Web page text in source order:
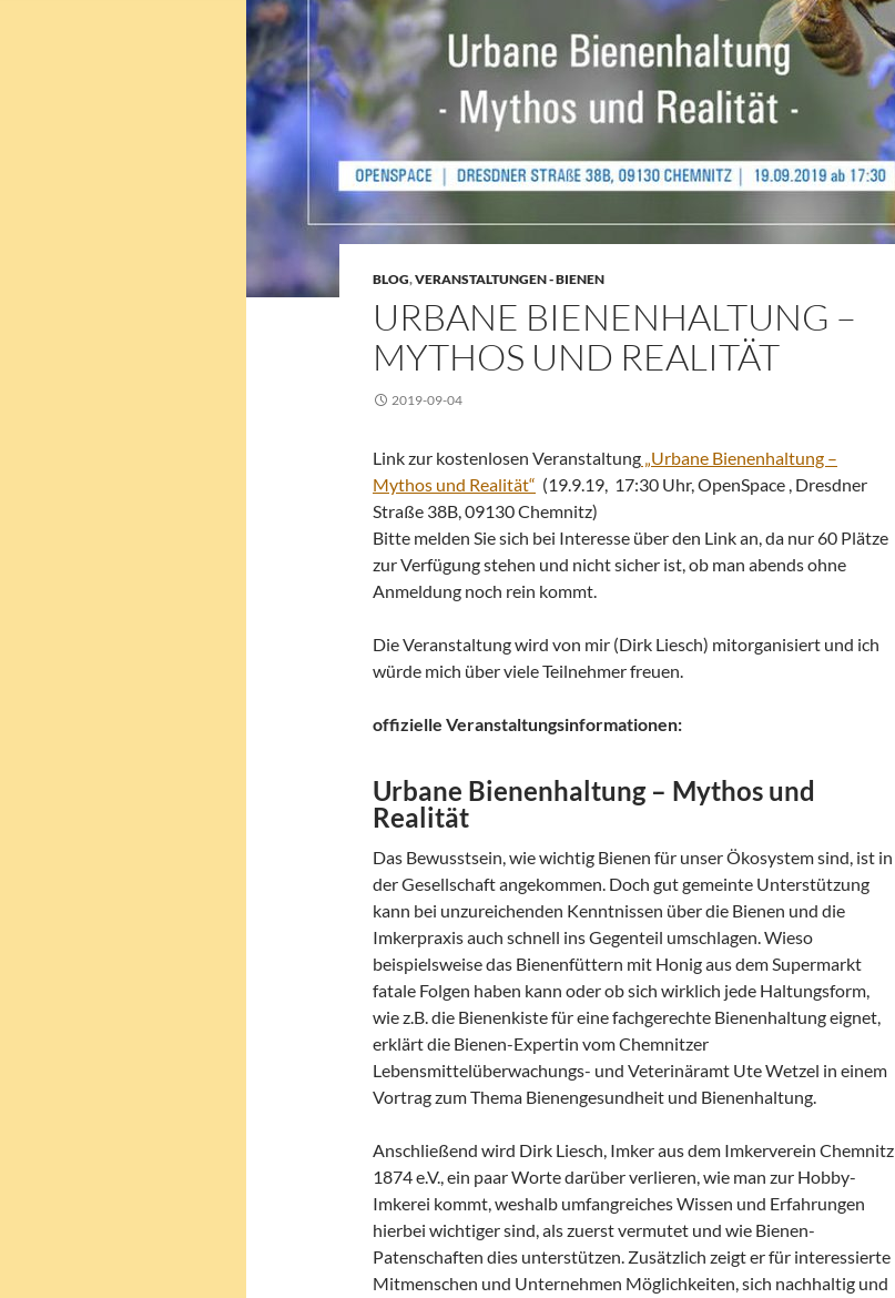
BLOG,VERANSTALTUNGEN - BIENEN
URBANE BIENENHALTUNG –
MYTHOS UND REALITÄT
2019-09-04
Link zur kostenlosen Veranstaltung „Urbane Bienenhaltung –
Mythos und Realität“ (19.9.19, 17:30 Uhr, OpenSpace , Dresdner
Straße 38B, 09130 Chemnitz)
Bitte melden Sie sich bei Interesse über den Link an, da nur 60 Plätze
zur Verfügung stehen und nicht sicher ist, ob man abends ohne
Anmeldung noch rein kommt.
Die Veranstaltung wird von mir (Dirk Liesch) mitorganisiert und ich
würde mich über viele Teilnehmer freuen.
offizielle Veranstaltungsinformationen:
Urbane Bienenhaltung – Mythos und
Realität
Das Bewusstsein, wie wichtig Bienen für unser Ökosystem sind, ist in
der Gesellschaft angekommen. Doch gut gemeinte Unterstützung
kann bei unzureichenden Kenntnissen über die Bienen und die
Imkerpraxis auch schnell ins Gegenteil umschlagen. Wieso
beispielsweise das Bienenfüttern mit Honig aus dem Supermarkt
fatale Folgen haben kann oder ob sich wirklich jede Haltungsform,
wie z.B. die Bienenkiste für eine fachgerechte Bienenhaltung eignet,
erklärt die Bienen-Expertin vom Chemnitzer
Lebensmittelüberwachungs- und Veterinäramt Ute Wetzel in einem
Vortrag zum Thema Bienengesundheit und Bienenhaltung.
Anschließend wird Dirk Liesch, Imker aus dem Imkerverein Chemnitz
1874 e.V., ein paar Worte darüber verlieren, wie man zur Hobby-
Imkerei kommt, weshalb umfangreiches Wissen und Erfahrungen
hierbei wichtiger sind, als zuerst vermutet und wie Bienen-
Patenschaften dies unterstützen. Zusätzlich zeigt er für interessierte
Mitmenschen und Unternehmen Möglichkeiten, sich nachhaltig und